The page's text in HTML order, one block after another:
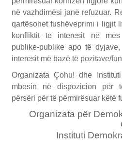
në vazhdimësi janë refuzuar.
qartësohet fushëveprimi i ligjit
konfliktit te interesit në mes
publike-publike apo të
interesit më bazë të pozitave/
Organizata Çohu! dhe
mbesin në dispozicion për
përsëri për të përmirësuar këtë
Organizata për
Instituti